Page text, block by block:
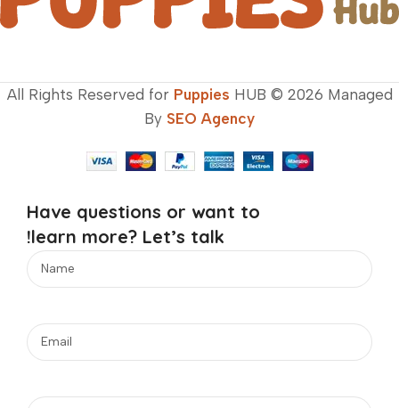
All Rights Reserved for Puppies HUB © 2026 Managed
By SEO Agency
Have questions or want to
learn more? Let’s talk!